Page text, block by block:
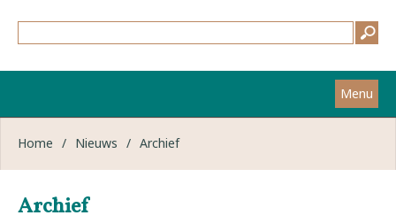
Menu
Home
Strafzaken
Home / Nieuws / Archief
Archief